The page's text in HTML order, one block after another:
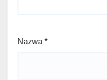
Nazwa *